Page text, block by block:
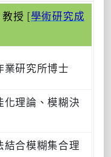
授 [學術研究成
業研究所博士
化理論、模糊決
結合模糊集合理